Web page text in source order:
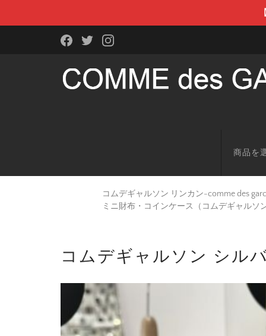
商品を
コムデギャルソン リンカン-comme des
ミニ財布・コインケース（コムデギャルソ
コムデギャルソン シル